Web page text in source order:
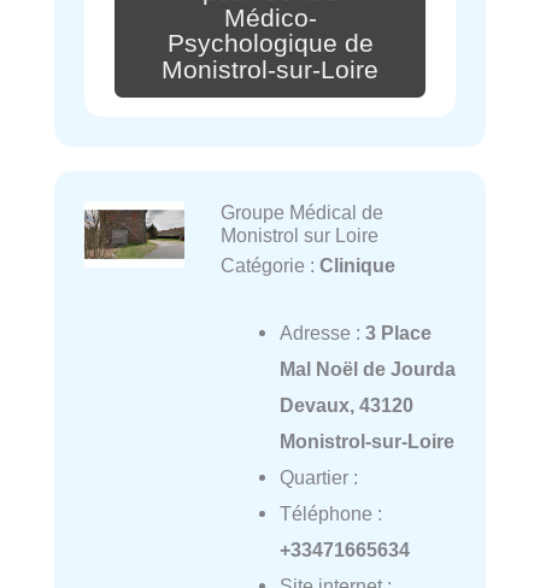
Médico-
Psychologique de
Monistrol-sur-Loire
Groupe Médical de
Monistrol sur Loire
Catégorie : Clinique
Adresse : 3 Place
Mal Noël de Jourda
Devaux, 43120
Monistrol-sur-Loire
Quartier :
Téléphone :
+33471665634